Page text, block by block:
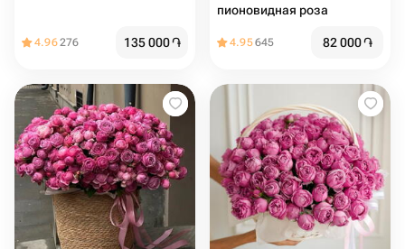
4.96276 135 000֏
пионовидная роза
4.95645 82 000֏